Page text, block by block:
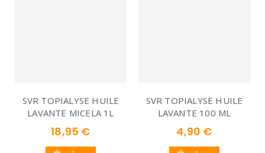
SVR TOPIALYSE HUILE
LAVANTE MICELA 1L
18,95 €
SVR TOPIALYSE HUILE
LAVANTE 100 ML
4,90 €